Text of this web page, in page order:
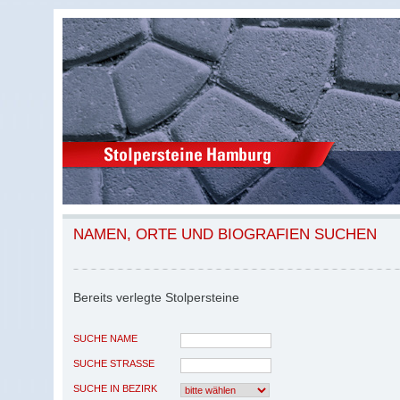
NAMEN, ORTE UND BIOGRAFIEN SUCHEN
Bereits verlegte Stolpersteine
SUCHE NAME
SUCHE STRASSE
SUCHE IN BEZIRK